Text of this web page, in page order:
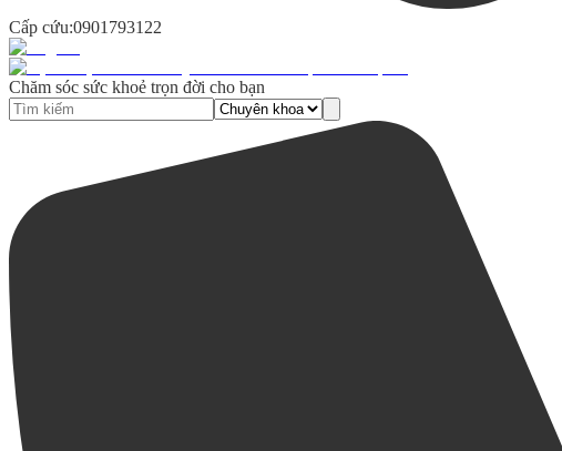
Cấp cứu:0901793122
Chăm sóc sức khoẻ trọn đời cho bạn